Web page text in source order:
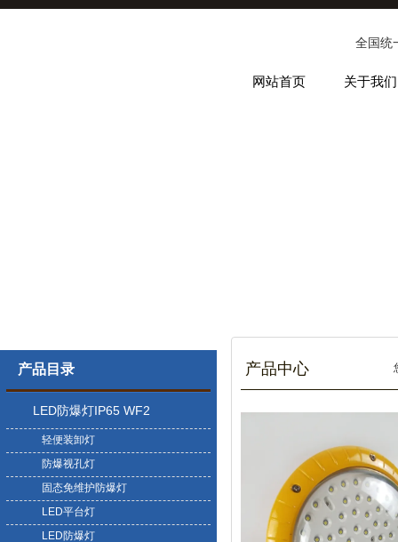
全国统
网站首页 关于我们
产品目录
LED防爆灯IP65 WF2
轻便装卸灯
防爆视孔灯
固态免维护防爆灯
LED平台灯
LED防爆灯
产品中心